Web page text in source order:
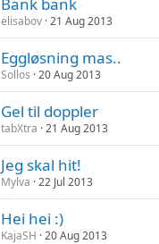
elisabov 21 Aug 2013
Eggløsning mas..
Sollos 20 Aug 2013
Gel til doppler
tabXtra 21 Aug 2013
Jeg skal hit!
Mylva 22 Jul 2013
Hei hei :)
KajaSH 20 Aug 2013